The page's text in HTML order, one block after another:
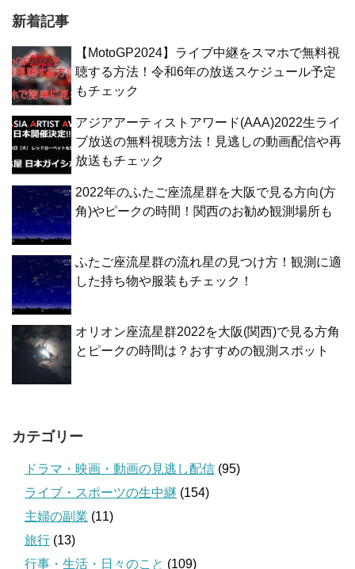
新着記事
【MotoGP2024】ライブ中継をスマホで無料視
聴する方法！令和6年の放送スケジュール予定
もチェック
アジアアーティストアワード(AAA)2022生ライ
ブ放送の無料視聴方法！見逃しの動画配信や再
放送もチェック
2022年のふたご座流星群を大阪で見る方向(方
角)やピークの時間！関西のお勧め観測場所も
ふたご座流星群の流れ星の見つけ方！観測に適
した持ち物や服装もチェック！
オリオン座流星群2022を大阪(関西)で見る方角
とピークの時間は？おすすめの観測スポット
カテゴリー
ドラマ・映画・動画の見逃し配信 (95)
ライブ・スポーツの生中継 (154)
主婦の副業 (11)
旅行 (13)
行事・生活・日々のこと (109)